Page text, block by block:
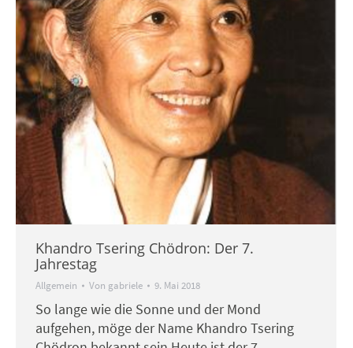
Khandro Tsering Chödron: Der 7.
Jahrestag
Allgemein Von gabriele 9. Mai 2018
So lange wie die Sonne und der Mond
aufgehen, möge der Name Khandro Tsering